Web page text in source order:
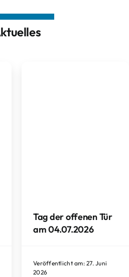
Tag der offenen Tür
am 04.07.2026
Veröffentlicht am: 27. Juni
2026